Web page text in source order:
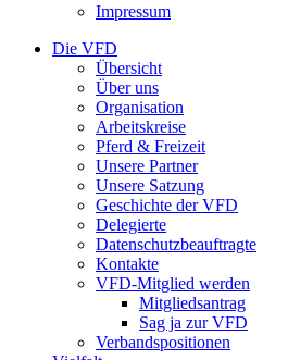
Impressum
Die VFD
Übersicht
Über uns
Organisation
Arbeitskreise
Pferd & Freizeit
Unsere Partner
Unsere Satzung
Geschichte der VFD
Delegierte
Datenschutzbeauftragte
Kontakte
VFD-Mitglied werden
Mitgliedsantrag
Sag ja zur VFD
Verbandspositionen